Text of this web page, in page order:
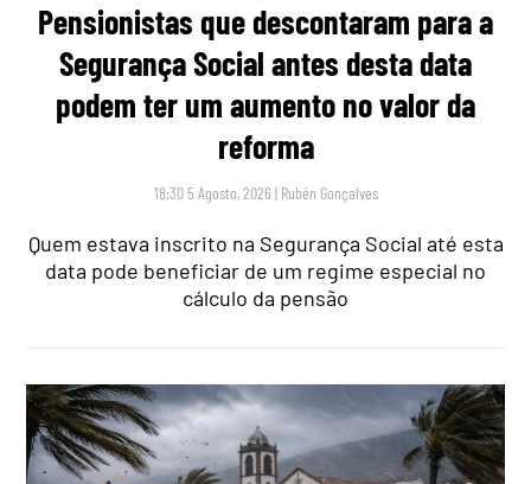
Pensionistas que descontaram para a
Segurança Social antes desta data
podem ter um aumento no valor da
reforma
18:30 5 Agosto, 2026 | Rubén Gonçalves
Quem estava inscrito na Segurança Social até esta
data pode beneficiar de um regime especial no
cálculo da pensão